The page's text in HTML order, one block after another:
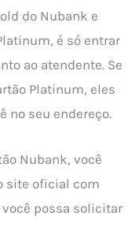
do Nubank e
é só entrar
ao atendente. Se
Platinum, eles
no seu endereço.
Nubank, você
site oficial com
possa solicitar